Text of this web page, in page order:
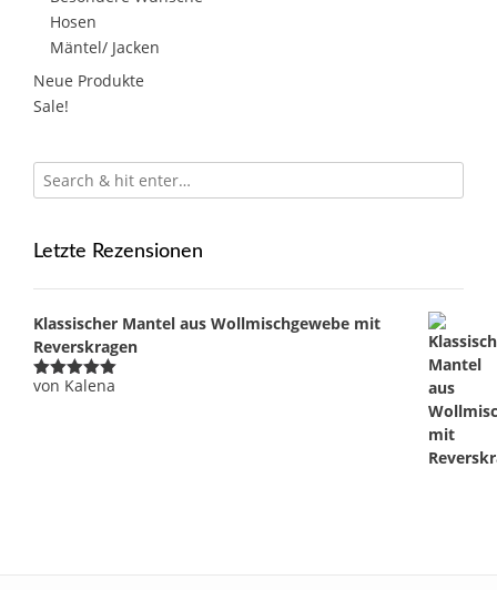
Hosen
Mäntel/ Jacken
Neue Produkte
Sale!
Letzte Rezensionen
Klassischer Mantel aus Wollmischgewebe mit
Reverskragen
Bewertet
von Kalena